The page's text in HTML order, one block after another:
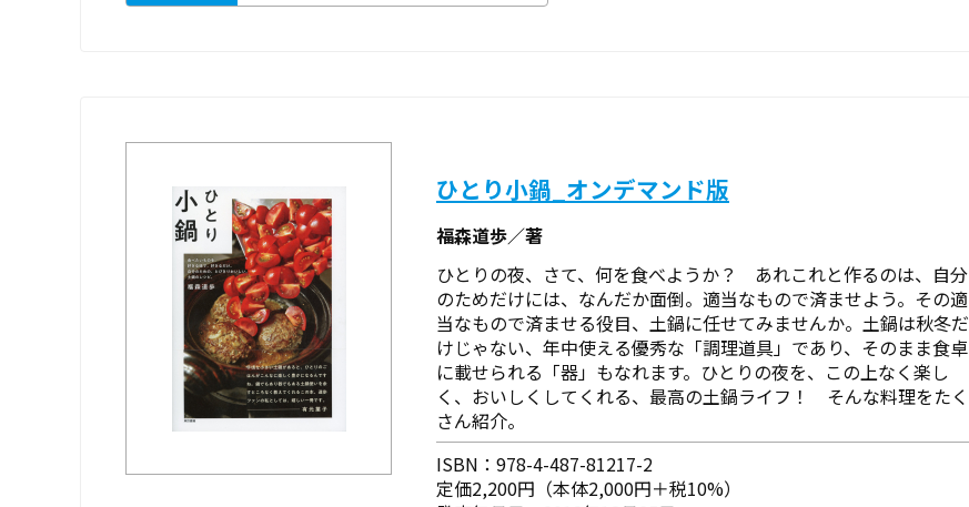
ひとり小鍋_オンデマンド版
福森道歩／著
ひとりの夜、さて、何を食べようか？ あれこれと作るのは、自分
のためだけには、なんだか面倒。適当なもので済ませよう。その適
当なもので済ませる役目、土鍋に任せてみませんか。土鍋は秋冬だ
けじゃない、年中使える優秀な「調理道具」であり、そのまま食卓
に載せられる「器」もなれます。ひとりの夜を、この上なく楽し
く、おいしくしてくれる、最高の土鍋ライフ！ そんな料理をたく
さん紹介。
ISBN：978-4-487-81217-2
定価2,200円（本体2,000円＋税10%）